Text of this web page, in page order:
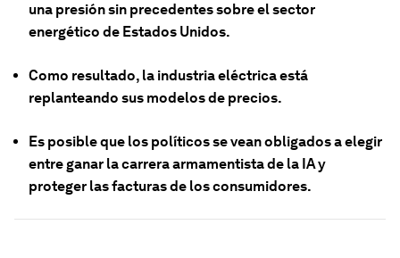
una presión sin precedentes sobre el sector
energético de Estados Unidos.
Como resultado, la industria eléctrica está
replanteando sus modelos de precios.
Es posible que los políticos se vean obligados a elegir
entre ganar la carrera armamentista de la IA y
proteger las facturas de los consumidores.